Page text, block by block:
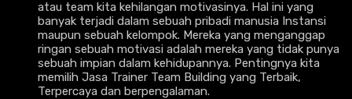
atau team kita kehilangan motivasinya. Hal ini yang
banyak terjadi dalam sebuah pribadi manusia Instansi
maupun sebuah kelompok. Mereka yang menganggap
ringan sebuah motivasi adalah mereka yang tidak punya
sebuah impian dalam kehidupannya. Pentingnya kita
memilih Jasa Trainer Team Building yang Terbaik,
Terpercaya dan berpengalaman.